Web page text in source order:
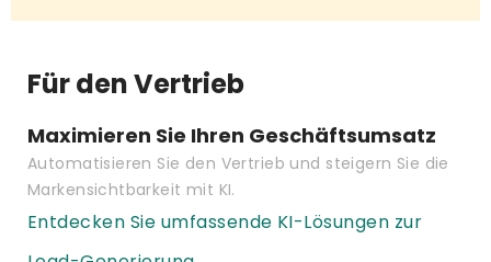
Für den Vertrieb
Maximieren Sie Ihren Geschäftsumsatz
Automatisieren Sie den Vertrieb und steigern Sie die
Markensichtbarkeit mit KI.
Entdecken Sie umfassende KI-Lösungen zur